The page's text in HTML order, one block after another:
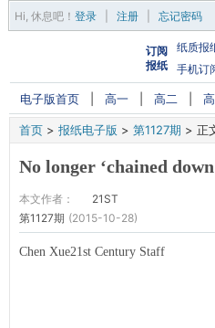
Hi, 休息吧 ！ 登录 注册 忘记密码
订阅
报纸
纸质报
手机订
电子版首页 高一 高二
首页 > 报纸电子版 > 第1127期 > 正
No longer ‘chained
本文作者：
21ST
第1127期 (2015-10-28)
Chen Xue21st Century Staff